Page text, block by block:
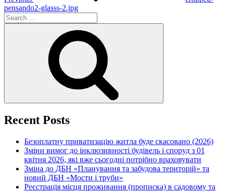
pensando2-glasss-2.jpg
Search
for:
Recent Posts
Безоплатну приватизацію житла буде скасовано (2026)
Зміни вимог до інклюзивності будівель і споруд з 01
квітня 2026, які вже сьогодні потрібно враховувати
Зміна до ДБН «Планування та забудова територій» та
новий ДБН «Мости і труби»
Реєстрація місця проживання (прописка) в садовому та